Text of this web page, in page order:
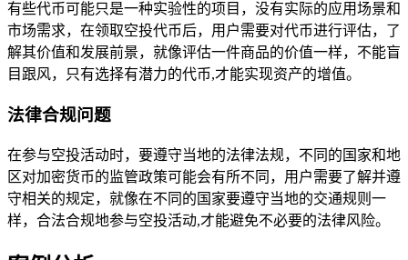
有些代币可能只是一种实验性的项目，没有实际的应用场景和
市场需求，在领取空投代币后，用户需要对代币进行评估，了
解其价值和发展前景，就像评估一件商品的价值一样，不能盲
目跟风，只有选择有潜力的代币,才能实现资产的增值。
法律合规问题
在参与空投活动时，要遵守当地的法律法规，不同的国家和地
区对加密货币的监管政策可能会有所不同，用户需要了解并遵
守相关的规定，就像在不同的国家要遵守当地的交通规则一
样，合法合规地参与空投活动,才能避免不必要的法律风险。